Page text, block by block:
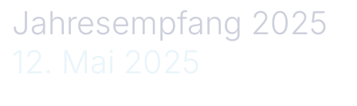
Jahresempfang 2025